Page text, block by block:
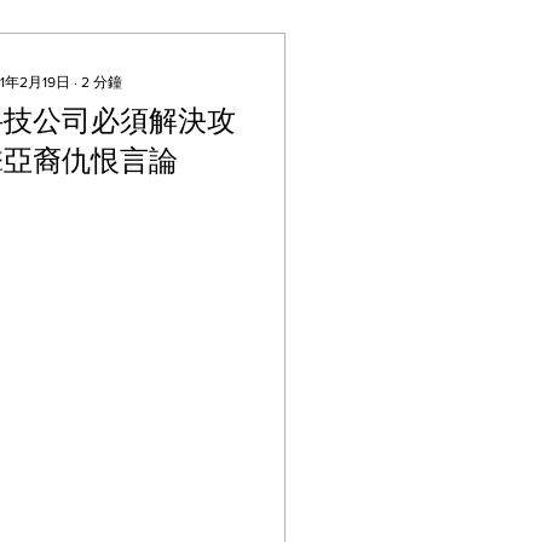
年2月19日 ∙ 2 分鐘
公司必須解決攻
裔仇恨言論